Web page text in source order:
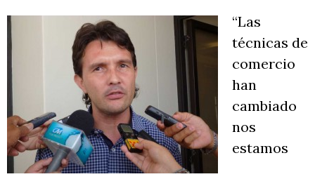
“Las
técnicas de
comercio
han
cambiado
nos
estamos